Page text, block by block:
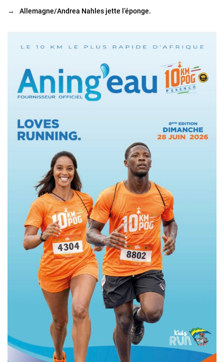
→
Allemagne/Andrea Nahles jette l’éponge.